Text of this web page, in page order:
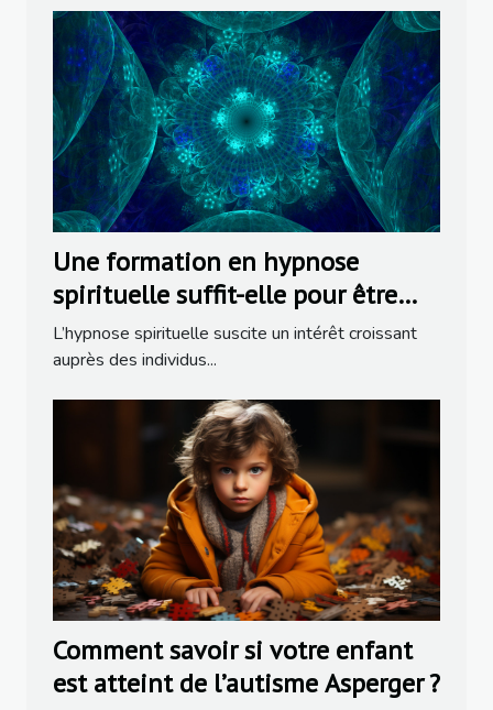
Une formation en hypnose
spirituelle suffit-elle pour être
praticien ?
L’hypnose spirituelle suscite un intérêt croissant
auprès des individus...
Comment savoir si votre enfant
est atteint de l’autisme Asperger ?